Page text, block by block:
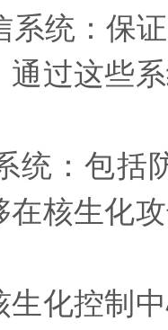
：保证
通过这些
：包括防
在核生化
控制中